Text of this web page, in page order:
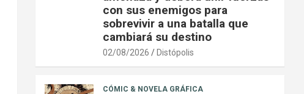
con sus enemigos para
sobrevivir a una batalla que
cambiará su destino
02/08/2026 Distópolis
CÓMIC & NOVELA GRÁFICA